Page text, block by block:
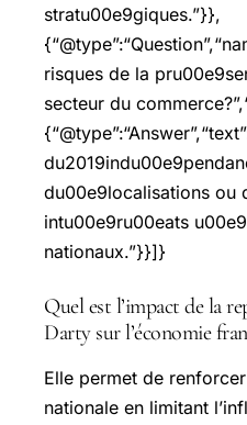
stratu00e9giques.”}},
risques de la
secteur du
du00e9localisations ou
intu00e9ru00eats
nationaux.”}}]}
Quel est l’impact de la
Darty sur l’économie
Elle permet de
nationale en limitant